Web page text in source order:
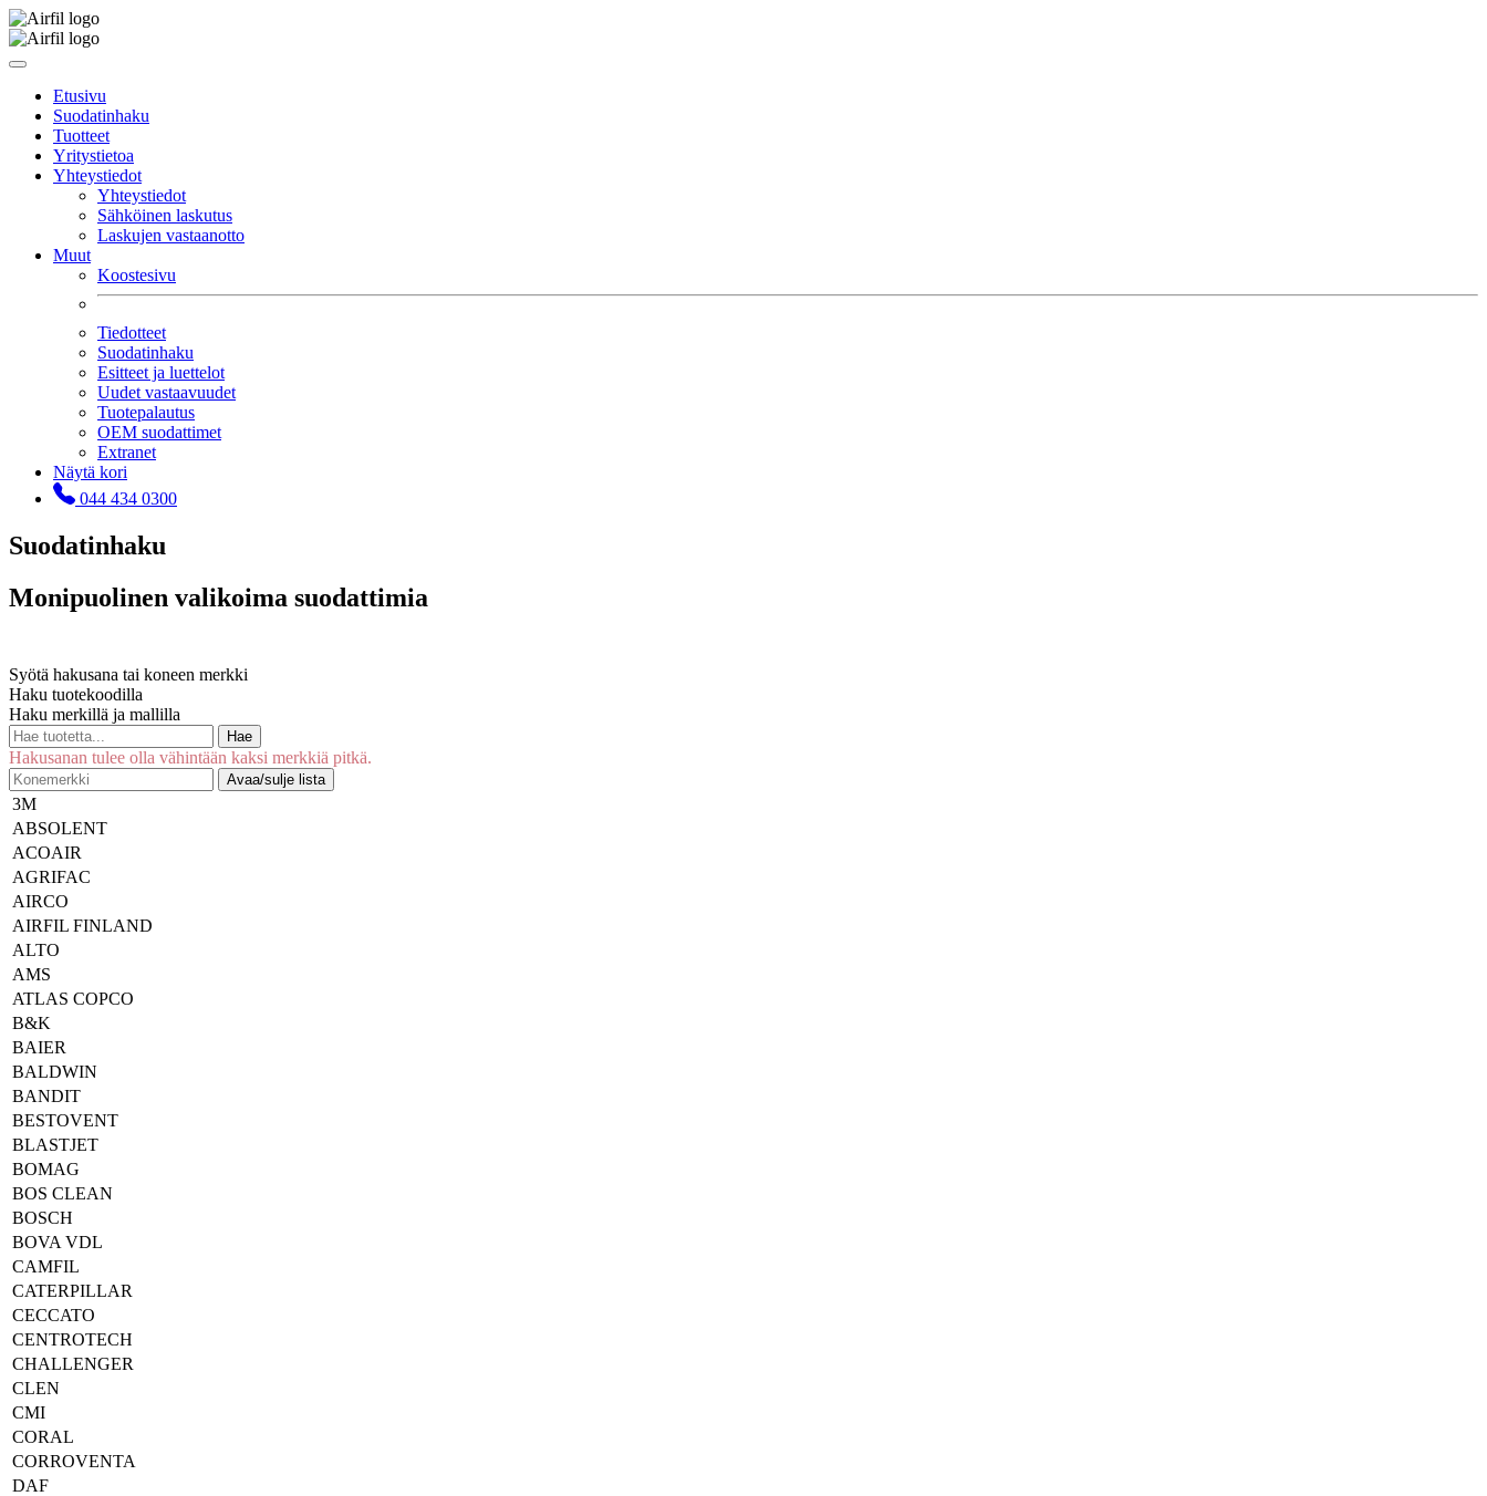
Etusivu
Suodatinhaku
Tuotteet
Yritystietoa
Yhteystiedot
Yhteystiedot
Sähköinen laskutus
Laskujen vastaanotto
Muut
Koostesivu
Tiedotteet
Suodatinhaku
Esitteet ja luettelot
Uudet vastaavuudet
Tuotepalautus
OEM suodattimet
Extranet
Näytä kori
044 434 0300
Suodatinhaku
Monipuolinen valikoima suodattimia
Syötä hakusana tai koneen merkki
Haku tuotekoodilla
Haku merkillä ja mallilla
Hae
Hakusanan tulee olla vähintään kaksi merkkiä pitkä.
Avaa/sulje lista
3M
ABSOLENT
ACOAIR
AGRIFAC
AIRCO
AIRFIL FINLAND
ALTO
AMS
ATLAS COPCO
B&K
BAIER
BALDWIN
BANDIT
BESTOVENT
BLASTJET
BOMAG
BOS CLEAN
BOSCH
BOVA VDL
CAMFIL
CATERPILLAR
CECCATO
CENTROTECH
CHALLENGER
CLEN
CMI
CORAL
CORROVENTA
DAF